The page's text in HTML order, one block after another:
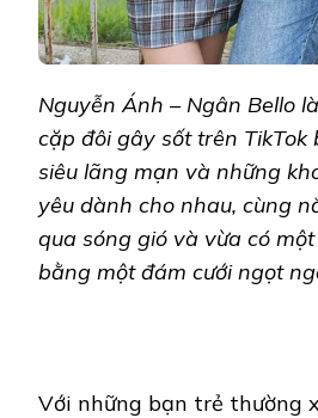
Nguyễn Ánh – Ngân Bello
cặp đôi gây sốt trên TikTok
siêu lãng mạn và những
yêu dành cho nhau, cùng
qua sóng gió và vừa có
bằng một đám cưới ngọt
Với những bạn trẻ thường